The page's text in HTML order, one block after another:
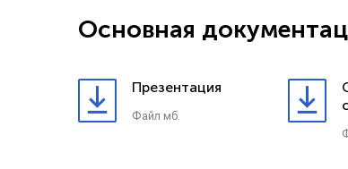
Основная
Презентация
Файл мб.